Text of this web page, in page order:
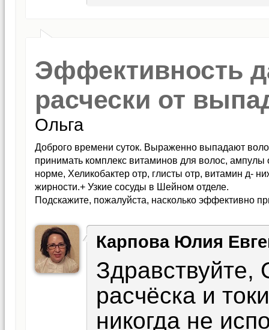
Эффективность
расчески от
Ольга
Доброго времени суток. Выраженно выпадают
принимать комплекс витаминов для волос,
норме, Хеликобактер отр, глисты отр, витамин д-
жирности.+ Узкие сосуды в Шейном отделе.
Подскажите, пожалуйста, насколько эффективно
средства еще порекомендуете от выпадения? Буду
Карпова Юлия
расчёска и
никогда не